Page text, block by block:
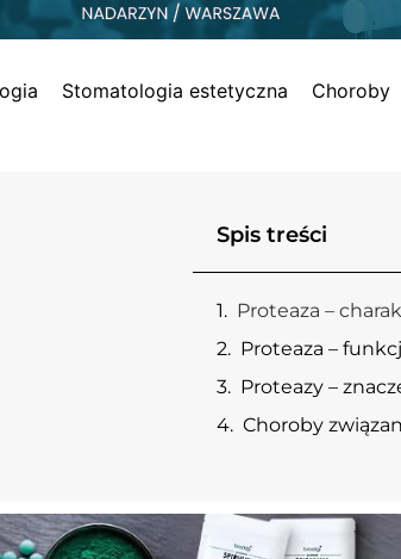
Stomatologia estetyczna Choroby
Spis treści
Proteaza –
Proteaza –
Proteazy –
Choroby